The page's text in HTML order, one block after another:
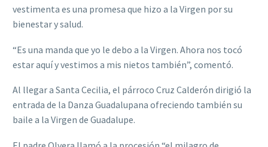
vestimenta es una promesa que hizo a la Virgen por su
bienestar y salud.
“Es una manda que yo le debo a la Virgen. Ahora nos tocó
estar aquí y vestimos a mis nietos también”, comentó.
Al llegar a Santa Cecilia, el párroco Cruz Calderón dirigió la
entrada de la Danza Guadalupana ofreciendo también su
baile a la Virgen de Guadalupe.